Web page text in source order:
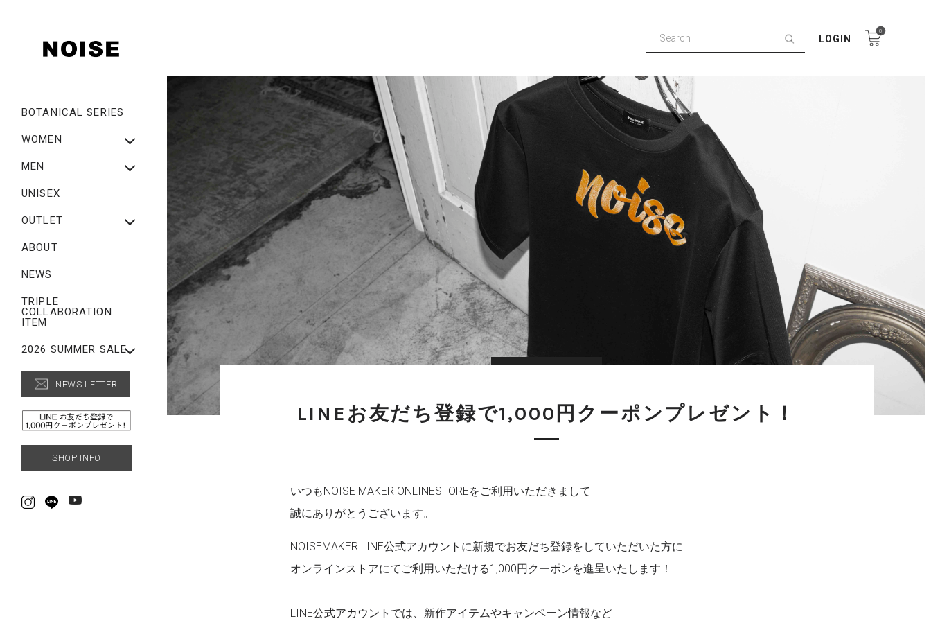
BOTANICAL SERIES
WOMEN
NEW ARRIVAL
WOMEN ALL ITEM
ONEPIECE
OUTER・COAT
SHOES
LEG WEAR
CAP
SALE【WOMEN】
MEN
NEW ARRIVAL
MEN ALL ITEM
OUTER・COAT
CAP
FASHION GOODS
SALE【MEN】
UNISEX
OUTLET
OUTLET_WOMEN
OUTLET_MEN
ABOUT
NEWS
TRIPLE
COLLABORATION
ITEM
2026 SUMMER SALE
【WOMEN】SUMMER
SALE
SALE
NEWS LETTER
SHOP INFO
LOGIN
0
LINEお友だち登録で1,000円クーポンプレゼント！
いつもNOISE MAKER ONLINESTOREをご利用いただきまして
誠にありがとうございます。
NOISEMAKER LINE公式アカウントに新規でお友だち登録をしていただいた方に
オンラインストアにてご利用いただける1,000円クーポンを進呈いたします！
LINE公式アカウントでは、新作アイテムやキャンペーン情報など